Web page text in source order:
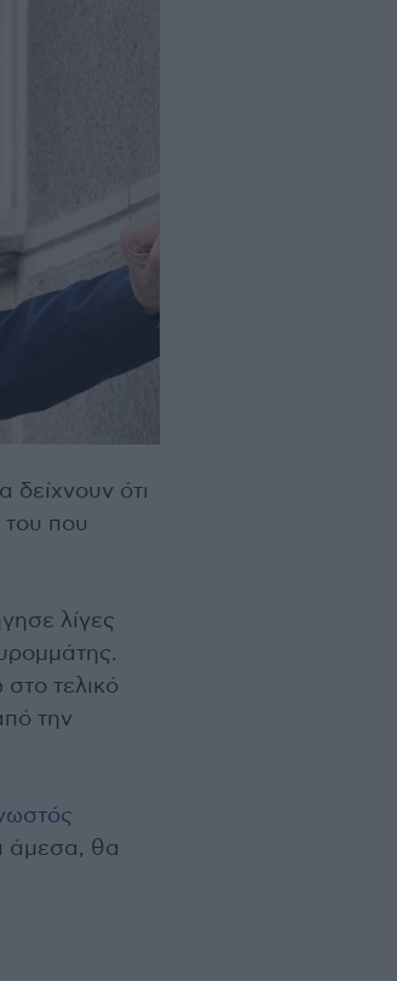
ότι
του που
λίγες
τελικό
την
άμεσα, θα